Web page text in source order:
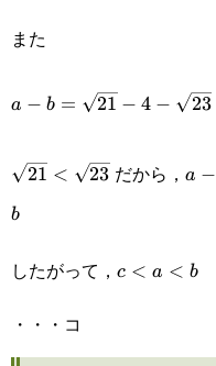
また
a-b=\sqrt{21}-4-
\sqrt{23}
a − b = 21 − 4 − 23
\sqrt{21}\lt\sqrt{23}
21 < 23 だから， a −
b
したがって， c\lt
c < a < b
・・・コ